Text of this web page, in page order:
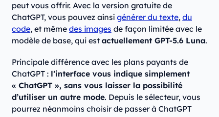
peut vous offrir. Avec la version gratuite de
ChatGPT, vous pouvez ainsi générer du texte, du
code, et même des images de façon limitée avec le
modèle de base, qui est actuellement GPT-5.6 Luna.
Principale différence avec les plans payants de
ChatGPT : l’interface vous indique simplement
« ChatGPT », sans vous laisser la possibilité
d’utiliser un autre mode. Depuis le sélecteur, vous
pourrez néanmoins choisir de passer à ChatGPT